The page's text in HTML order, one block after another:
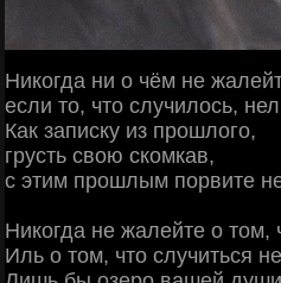
Никогда ни о чём не
если то, что случилось,
Как записку из прошлого,
грусть свою скомкав,
с этим прошлым порвите
Никогда не жалейте о том,
Иль о том, что случиться